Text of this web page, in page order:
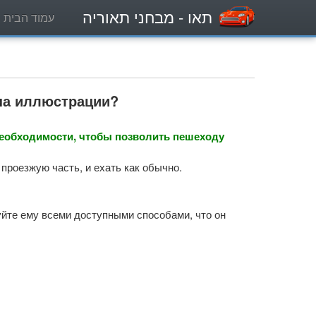
תאו - מבחני תאוריה עמוד הבית
иллюстрации?
чтобы позволить пешеходу
часть, и ехать как обычно.
ему всеми доступными способами, что он